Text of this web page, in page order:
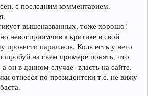
с последним комментарием.
вышеназванных, тоже хорошо!
невосприимчив к критике в свой
провести параллель. Коль есть у него
на свем примере понять, что
он в данном случае- власть на сайте.
отнесся по президентски т.е. не вижу